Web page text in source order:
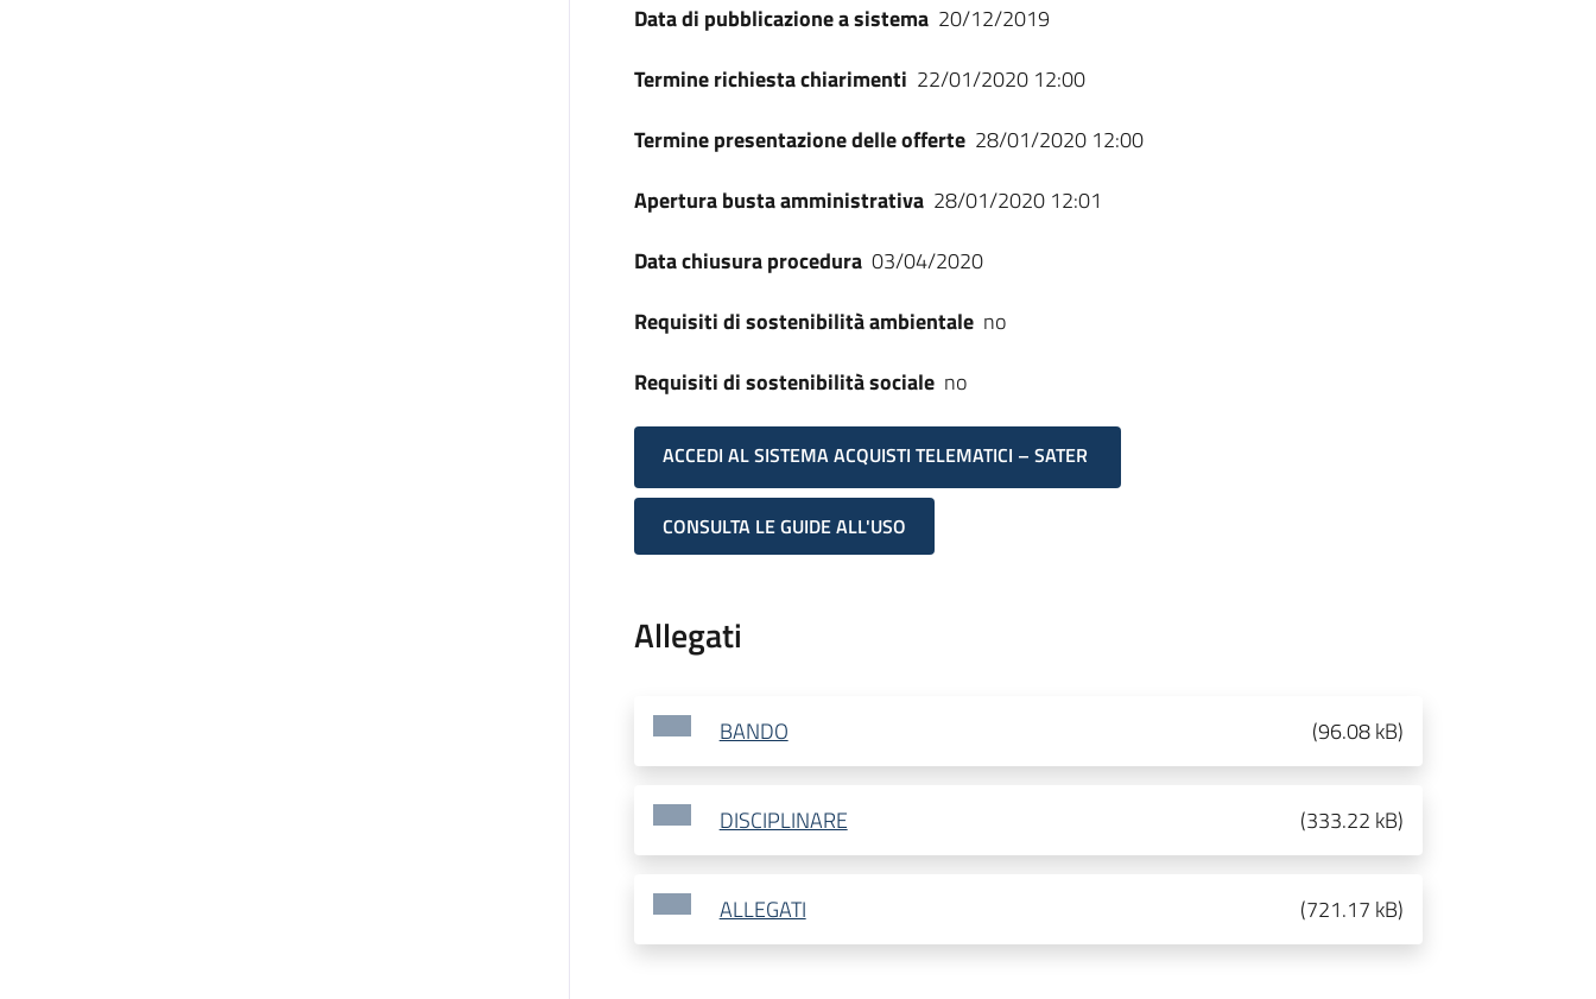
Data di pubblicazione a sistema 20/12/2019
Termine richiesta chiarimenti 22/01/2020 12:00
Termine presentazione delle offerte 28/01/2020 12:00
Apertura busta amministrativa 28/01/2020 12:01
Data chiusura procedura 03/04/2020
Requisiti di sostenibilità ambientale no
Requisiti di sostenibilità sociale no
ACCEDI AL SISTEMA ACQUISTI TELEMATICI – SATER
CONSULTA LE GUIDE ALL'USO
Allegati
BANDO (96.08 kB)
DISCIPLINARE (333.22 kB)
ALLEGATI (721.17 kB)